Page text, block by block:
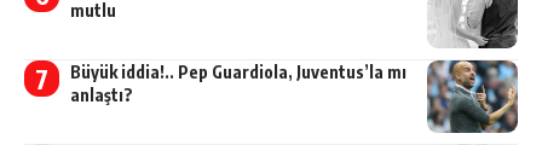
mutlu
Büyük iddia!.. Pep Guardiola, Juventus’la mı
anlaştı?